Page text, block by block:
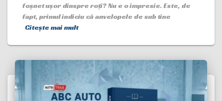
foșnet ușor dinspre roți? Nu e o impresie. Este, de
fapt, primul indiciu că anvelopele de sub tine
Citește mai mult